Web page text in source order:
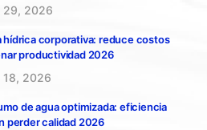
29, 2026
hídrica corporativa: reduce costos
productividad 2026
18, 2026
de agua optimizada: eficiencia
perder calidad 2026